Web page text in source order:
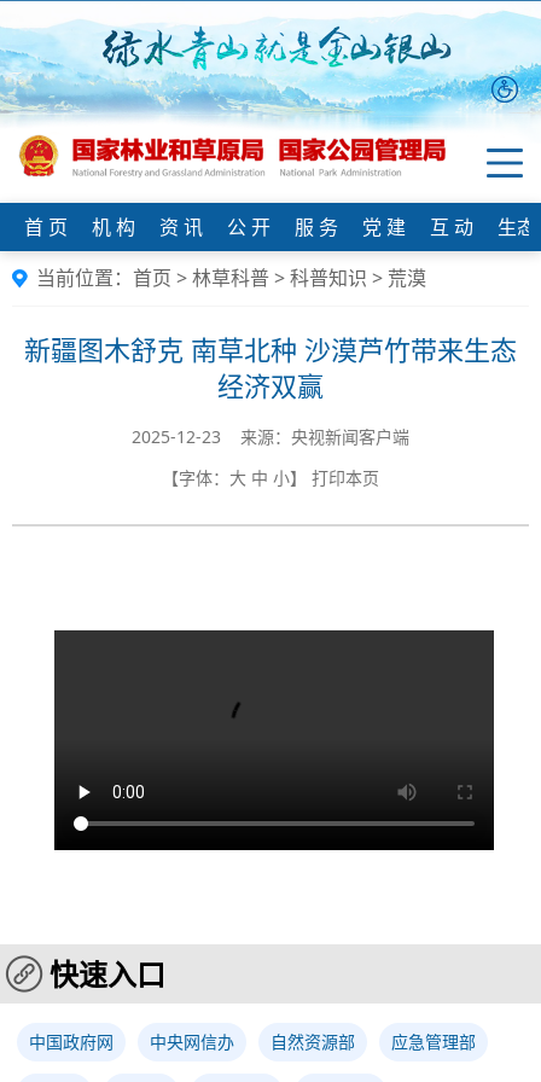
首 页 机 构 资 讯 公 开 服 务 党 建 互 动
生
当前位置： 首页 >林草科普>科普知识 > 荒漠
新疆图木舒克 南草北种 沙漠芦竹带来生态
经济双赢
2025-12-23 来源：央视新闻客户端
【字体： 大 中 小】 打印本页
快速入口
中国政府网 中央网信办 自然资源部 应急管理部